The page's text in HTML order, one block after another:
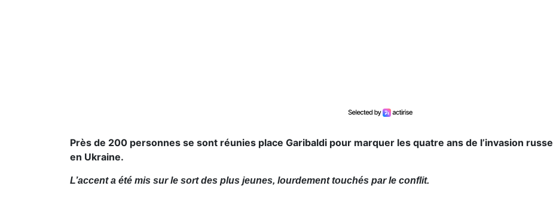
Près de 200 personnes se sont réunies place Garibaldi pour marquer les quatre ans de l’invasion russe
en Ukraine.
L’accent a été mis sur le sort des plus jeunes, lourdement touchés par le conflit.